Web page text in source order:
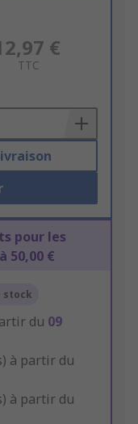
€
TTC
pour les
50,00 €
stock
du 09
à partir du
à partir du